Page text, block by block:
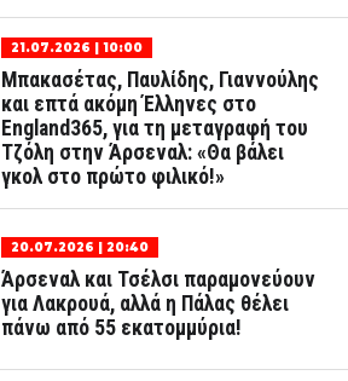
21.07.2026 | 10:00
Μπακασέτας, Παυλίδης, Γιαννούλης
και επτά ακόμη Έλληνες στο
England365, για τη μεταγραφή του
Τζόλη στην Άρσεναλ: «Θα βάλει
γκολ στο πρώτο φιλικό!»
20.07.2026 | 20:40
Άρσεναλ και Τσέλσι παραμονεύουν
για Λακρουά, αλλά η Πάλας θέλει
πάνω από 55 εκατομμύρια!